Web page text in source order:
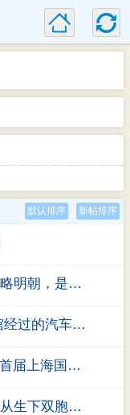
新帖排序
默认排序
曹云金相声：丰臣秀吉敢于侵略明朝，是出于无知，还是有足够本钱？
美国大使馆遭枪击:一辆从使馆经过的汽车内，有人向使馆开了数枪，击碎一扇窗户
冉莹颖 WBC主席：拳盟盛典·首届上海国际拳击峰会”在位于上海浦东黄浦江畔的一号运动
林志颖晒凌乱客厅：林志颖自从生下双胞胎宝宝之后，就一直非常喜欢在社交平台晒娃